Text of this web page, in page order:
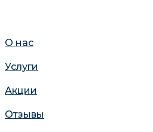
О нас
Услуги
Акции
Отзывы